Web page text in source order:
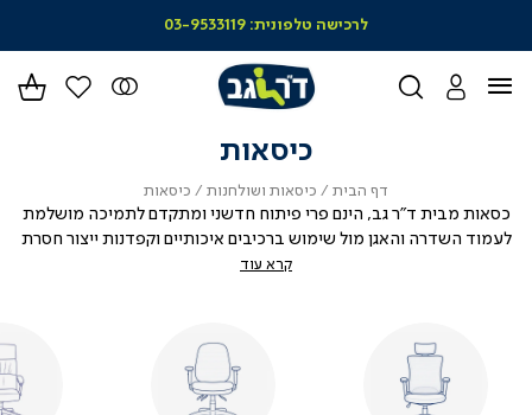
לרכישה טלפונית: 03-9533119
כיסאות
דף הבית דף
הבית
כיסאות ושולחנות כיסאות
ושולחנות
כיסאותכיסאות
כסאות מבית ד"ר גב, הינם פרי פיתוח חדשני ומתקדם לתמיכה מושלמת
לעמוד השדרה והאגן מול שימוש ברכיבים איכותיים וקפדנות ייצור חסרת
פשרות - שתספק לכם חווית ישיבה אופטימלית ובריאה
קרא עוד